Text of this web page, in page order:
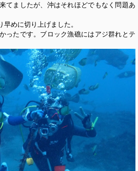
てましたが、沖はそれほどでもなく問題あ
めに切り上げました。
ったです。ブロック漁礁にはアジ群れとテ